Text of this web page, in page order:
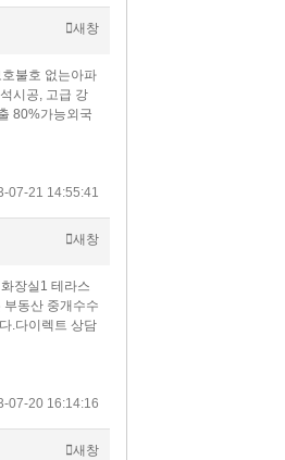
새창
불호 없는아파
시공, 고급 강
80%가능외국
07-21 14:55:41
새창
장실1 테라스
동산 중개수수
.다이렉트 상담
07-20 16:14:16
새창